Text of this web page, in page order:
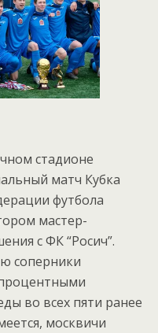
стадионе
матч Кубка
футбола
мастер-
с ФК “Росич”.
соперники
во всех пяти ранее
москвичи